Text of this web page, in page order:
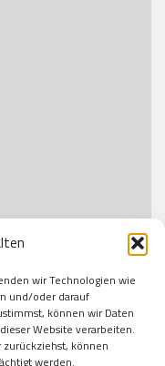
wir Technologien wie
und/oder darauf
können wir Daten
Website verarbeiten.
können
werden.